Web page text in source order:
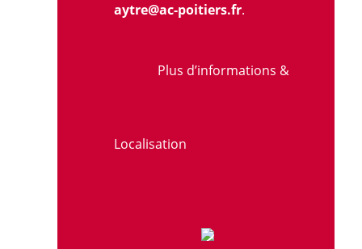
aytre@ac-poitiers.fr.
Plus d’informations &
Localisation